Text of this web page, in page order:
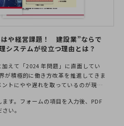
や経営課題！
建設業”ならで
ステムが役立つ理由とは？
えて「2024 年問題」に直面してい
が積極的に働き方改革を推進してきま
トにやや遅れを取っているのが現状
き方を追及し、人材確保の一助とな
の導入です。本ホワイトペーパーで
す。フォームの項目を入力後、PDF
い。